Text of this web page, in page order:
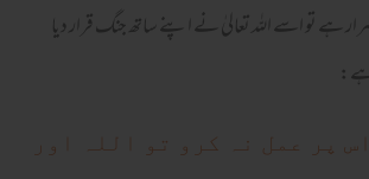
ہے تو اسے اللہ تعالیٰ نے اپنے ساتھ جنگ قرار دیا
پر عمل نہ کرو تو اللہ اور